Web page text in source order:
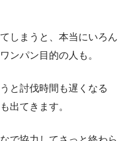
しまうと、本当にいろん
ンパン目的の人も。
と討伐時間も遅くなる
出てきます。